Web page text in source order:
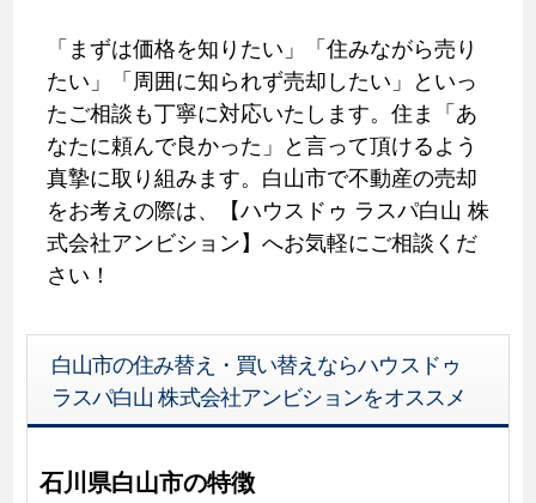
「まずは価格を知りたい」「住みながら売り
たい」「周囲に知られず売却したい」といっ
たご相談も丁寧に対応いたします。住ま「あ
なたに頼んで良かった」と言って頂けるよう
真摯に取り組みます。白山市で不動産の売却
をお考えの際は、【ハウスドゥ ラスパ白山 株
式会社アンビション】へお気軽にご相談くだ
さい！
白山市の住み替え・買い替えならハウスドゥ
ラスパ白山 株式会社アンビションをオススメ
石川県白山市の特徴